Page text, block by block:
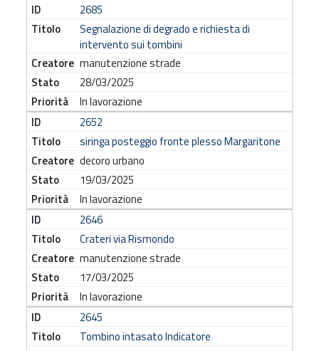
2685
Segnalazione di degrado e richiesta di
intervento sui tombini
manutenzione strade
28/03/2025
In lavorazione
2652
siringa posteggio fronte plesso Margaritone
decoro urbano
19/03/2025
In lavorazione
2646
Crateri via Rismondo
manutenzione strade
17/03/2025
In lavorazione
2645
Tombino intasato Indicatore